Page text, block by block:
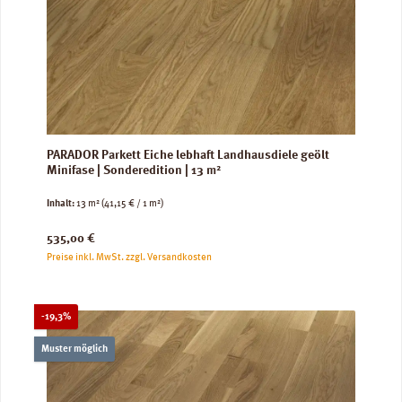
PARADOR Parkett Eiche lebhaft Landhausdiele geölt
Minifase | Sonderedition | 13 m²
Inhalt:13 m²(41,15 € / 1 m²)
Regulärer Preis:
535,00 €
Preise inkl. MwSt. zzgl. Versandkosten
-19,3%Rabatt
Muster möglich